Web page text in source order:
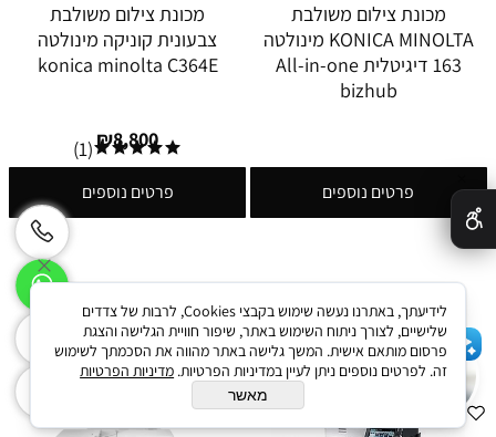
מכונת צילום משולבת
KONICA MINOLTA מינולטה
163 דיגיטלית All-in-one
bizhub
פרטים נוספים
מכונת צילום משולבת
צבעונית קוניקה מינולטה
konica minolta C364E
₪8,800
(1)
פרטים נוספים
לידיעתך, באתרנו נעשה שימוש בקבצי Cookies, לרבות של צדדים
שלישיים, לצורך ניתוח השימוש באתר, שיפור חוויית הגלישה והצגת
פרסום מותאם אישית. המשך גלישה באתר מהווה את הסכמתך לשימוש
זה. לפרטים נוספים ניתן לעיין במדיניות הפרטיות. מדיניות הפרטיות
מאשר
שלום 👋 אני הצ'אטבוט של האתר!
צריך עזרה? התחל שיחה.